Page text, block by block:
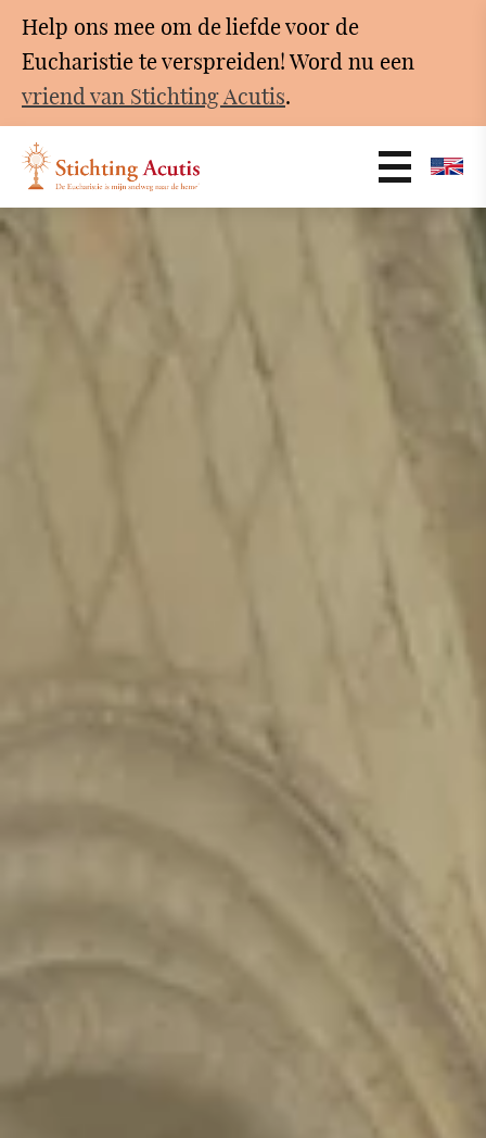
Help ons mee om de liefde voor de
Eucharistie te verspreiden! Word nu een
vriend van Stichting Acutis.